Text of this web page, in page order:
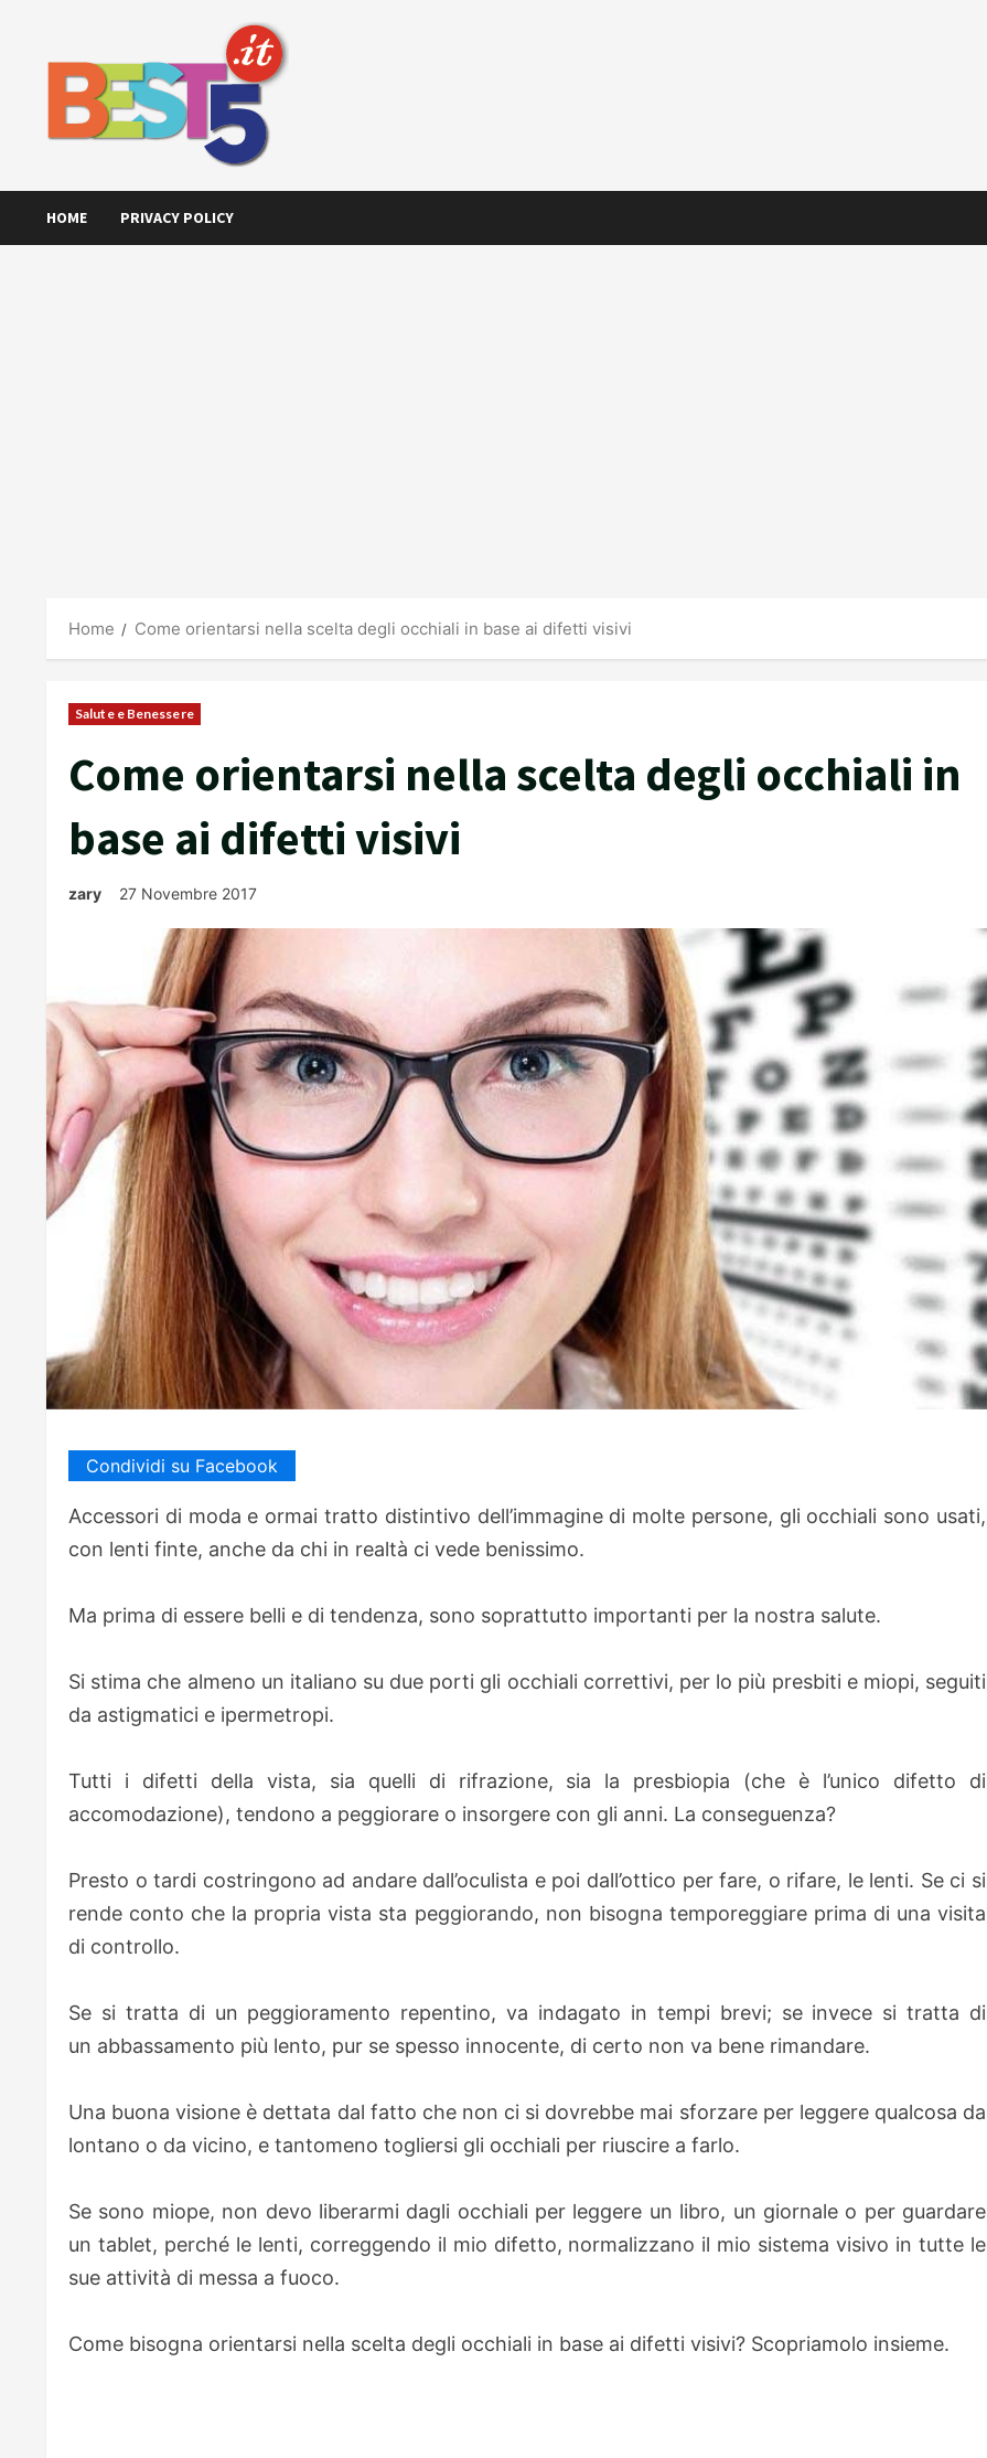
HOME PRIVACY POLICY
Home Come orientarsi nella scelta degli occhiali in base ai difetti visivi
Salute e Benessere
Come orientarsi nella scelta degli occhiali in
base ai difetti visivi
zary 27 Novembre 2017
Condividi su Facebook
Accessori di moda e ormai tratto distintivo dell’immagine di molte persone, gli occhiali sono usati,
con lenti finte, anche da chi in realtà ci vede benissimo.
Ma prima di essere belli e di tendenza, sono soprattutto importanti per la nostra salute.
Si stima che almeno un italiano su due porti gli occhiali correttivi, per lo più presbiti e miopi, seguiti
da astigmatici e ipermetropi.
Tutti i difetti della vista, sia quelli di rifrazione, sia la presbiopia (che è l’unico difetto di
accomodazione), tendono a peggiorare o insorgere con gli anni. La conseguenza?
Presto o tardi costringono ad andare dall’oculista e poi dall’ottico per fare, o rifare, le lenti. Se ci si
rende conto che la propria vista sta peggiorando, non bisogna temporeggiare prima di una visita
di controllo.
Se si tratta di un peggioramento repentino, va indagato in tempi brevi; se invece si tratta di
un abbassamento più lento, pur se spesso innocente, di certo non va bene rimandare.
Una buona visione è dettata dal fatto che non ci si dovrebbe mai sforzare per leggere qualcosa da
lontano o da vicino, e tantomeno togliersi gli occhiali per riuscire a farlo.
Se sono miope, non devo liberarmi dagli occhiali per leggere un libro, un giornale o per guardare
un tablet, perché le lenti, correggendo il mio difetto, normalizzano il mio sistema visivo in tutte le
sue attività di messa a fuoco.
Come bisogna orientarsi nella scelta degli occhiali in base ai difetti visivi? Scopriamolo insieme.